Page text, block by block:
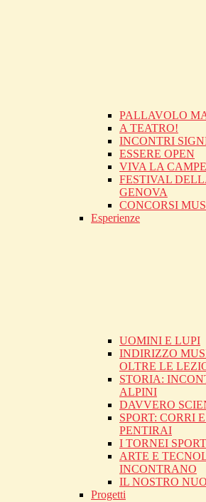
PALLAVOLO
A TEATRO!
INCONTRI
ESSERE OPEN
VIVA LA
FESTIVAL
GENOVA
CONCORSI
Esperienze
UOMINI E LUPI
INDIRIZZO
OLTRE LE
STORIA:
ALPINI
DAVVERO
SPORT: CORRI
PENTIRAI
I TORNEI
ARTE E
INCONTRANO
IL NOSTRO
Progetti